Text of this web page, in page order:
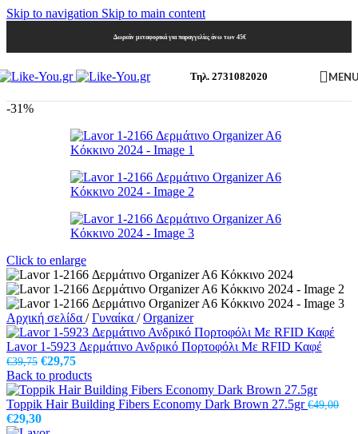
Skip to navigation Skip to main content
Δωρεάν μεταφορικά για παραγγελίες άνω των 45€
Τηλ. 2731082020
-31%
Click to enlarge
Αρχική σελίδα / Γυναίκα / Organizer
Lavor 1-5923 Δερμάτινο Ανδρικό Πορτοφόλι Με RFID Καφέ
€39,75 Original
price
was:
€39,75.
€29,75Η
τρέχουσα
τιμή
είναι:
Back to products
Toppik Hair Building Fibers Economy Dark Brown 27.5gr€49,00
Original
€29,30Η